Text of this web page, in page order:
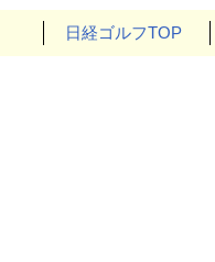
日経ゴルフTOP